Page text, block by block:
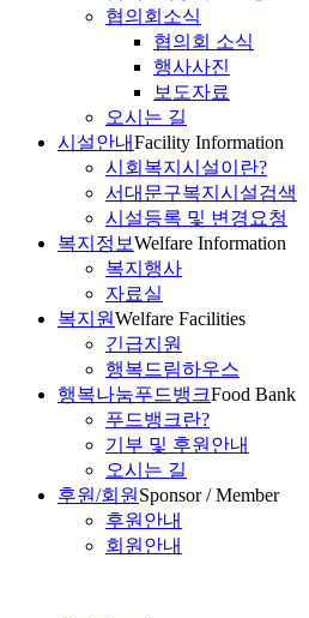
협의회소식
협의회 소식
행사사진
보도자료
오시는 길
시설안내Facility Information
시회복지시설이란?
서대문구복지시설검색
시설등록 및 변경요청
복지정보Welfare Information
복지행사
자료실
복지원Welfare Facilities
긴급지원
행복드림하우스
행복나눔푸드뱅크Food Bank
푸드뱅크란?
기부 및 후원안내
오시는 길
후원/회원 Sponsor / Member
후원안내
회원안내